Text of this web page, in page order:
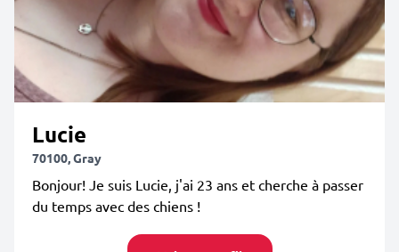
Lucie
70100, Gray
Bonjour! Je suis Lucie, j'ai 23 ans et cherche à passer
du temps avec des chiens !